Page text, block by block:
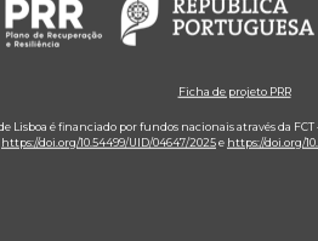
Ficha de projeto PRR
é financiado por fundos nacionais através da
https://doi.org/10.54499/UID/04647/2025e https://doi.org/